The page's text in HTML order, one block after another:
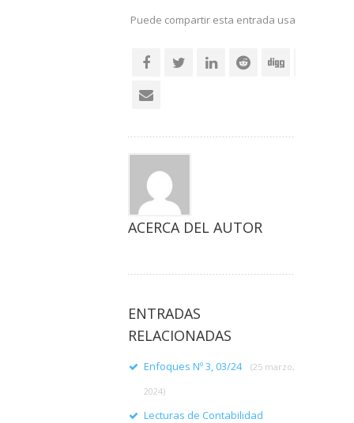
Puede compartir esta entrada usando sus
ACERCA DEL AUTOR
ENTRADAS
RELACIONADAS
Enfoques Nº 3, 03/24 (25 marzo,
2024)
Lecturas de Contabilidad